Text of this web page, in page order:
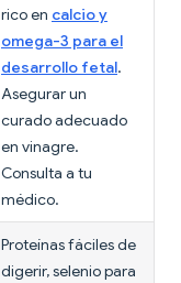
rico en calcio y
omega-3 para el
desarrollo fetal.
Asegurar un
curado adecuado
en vinagre.
Consulta a tu
médico.
Proteínas fáciles de
digerir, selenio para